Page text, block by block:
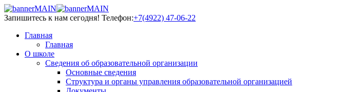
Запишитесь к нам сегодня! Телефон:+7(4922) 47-06-22
Главная
Главная
О школе
Сведения об образовательной организации
Основные сведения
Структура и органы управления образовательной организацией